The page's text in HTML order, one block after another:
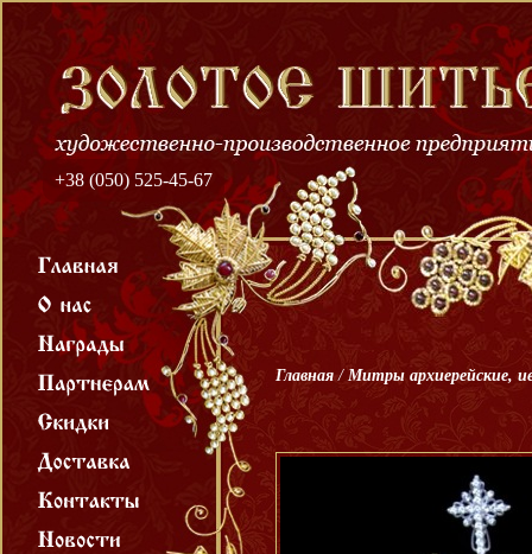
+38 (050) 525-45-67
Главная / Митры архиерейские,